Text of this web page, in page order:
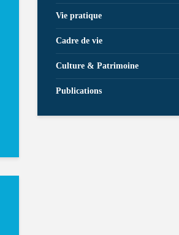
Vie pratique
Cadre de vie
Culture & Patrimoine
Publications